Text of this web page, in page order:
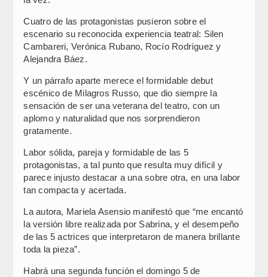
Cuatro de las protagonistas pusieron sobre el
escenario su reconocida experiencia teatral: Silen
Cambareri, Verónica Rubano, Rocío Rodríguez y
Alejandra Báez.
Y un párrafo aparte merece el formidable debut
escénico de Milagros Russo, que dio siempre la
sensación de ser una veterana del teatro, con un
aplomo y naturalidad que nos sorprendieron
gratamente.
Labor sólida, pareja y formidable de las 5
protagonistas, a tal punto que resulta muy difícil y
parece injusto destacar a una sobre otra, en una labor
tan compacta y acertada.
La autora, Mariela Asensio manifestó que “me encantó
la versión libre realizada por Sabrina, y el desempeño
de las 5 actrices que interpretaron de manera brillante
toda la pieza”.
Habrá una segunda función el domingo 5 de